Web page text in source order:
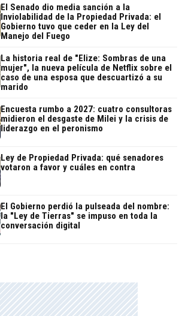
El Senado dio media sanción a la
Inviolabilidad de la Propiedad Privada: el
Gobierno tuvo que ceder en la Ley del
Manejo del Fuego
La historia real de "Elize: Sombras de una
mujer", la nueva película de Netflix sobre el
caso de una esposa que descuartizó a su
marido
Encuesta rumbo a 2027: cuatro consultoras
midieron el desgaste de Milei y la crisis de
liderazgo en el peronismo
Ley de Propiedad Privada: qué senadores
votaron a favor y cuáles en contra
El Gobierno perdió la pulseada del nombre:
la "Ley de Tierras" se impuso en toda la
conversación digital